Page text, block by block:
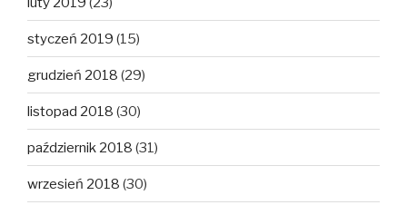
styczeń 2019 (15)
grudzień 2018 (29)
listopad 2018 (30)
październik 2018 (31)
wrzesień 2018 (30)